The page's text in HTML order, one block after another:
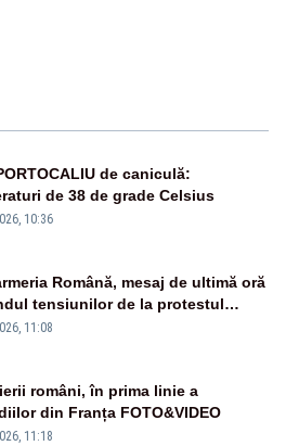
de caniculă:
de 38 de grade Celsius
10:36
Română, mesaj de ultimă oră
tensiunilor de la protestul
fermierilor - VIDEO
11:08
români, în prima linie a
din Franța FOTO&VIDEO
11:18